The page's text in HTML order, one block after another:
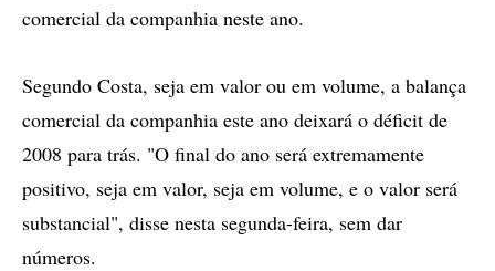
comercial da companhia neste ano.
Segundo Costa, seja em valor ou em volume, a balança
comercial da companhia este ano deixará o déficit de
2008 para trás. "O final do ano será extremamente
positivo, seja em valor, seja em volume, e o valor será
substancial", disse nesta segunda-feira, sem dar
números.